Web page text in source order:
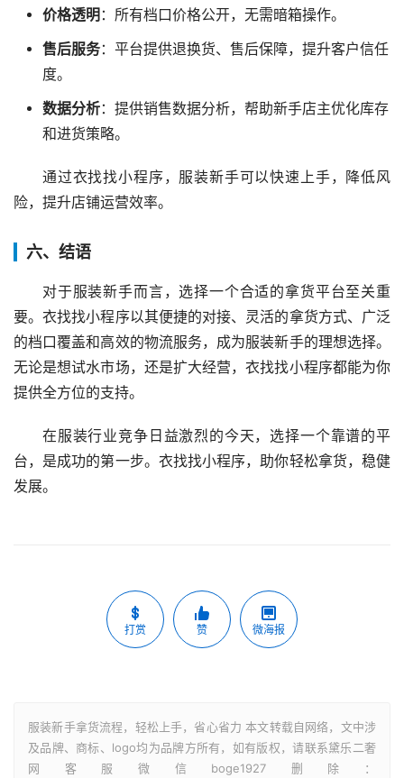
价格透明 ：所有档口价格公开，无需暗箱操作。
售后服务：平台提供退换货、售后保障，提升客户信任
度。
数据分析：提供销售数据分析，帮助新手店主优化库存
和进货策略。
通过衣找找小程序，服装新手可以快速上手，降低风
险，提升店铺运营效率。
六、结语
对于服装新手而言，选择一个合适的拿货平台至关重
要。衣找找小程序以其便捷的对接、灵活的拿货方式、广泛
的档口覆盖和高效的物流服务，成为服装新手的理想选择。
无论是想试水市场，还是扩大经营，衣找找小程序都能为你
提供全方位的支持。
在服装行业竞争日益激烈的今天，选择一个靠谱的平
台，是成功的第一步。衣找找小程序，助你轻松拿货，稳健
发展。
打赏 赞 微海报
服装新手拿货流程，轻松上手，省心省力 本文转载自网络，文中涉
及品牌、商标、logo均为品牌方所有，如有版权，请联系黛乐二奢
网客服微信boge1927删除：